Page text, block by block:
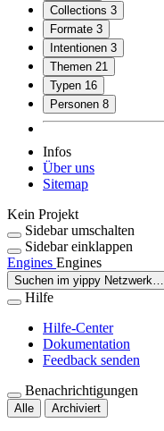
Collections 3
Formate 3
Intentionen 3
Themen 21
Typen 16
Personen 8
Infos
Über uns
Sitemap
Kein Projekt
Sidebar umschalten
Sidebar einklappen
Engines Engines
Suchen im yippy Netzwerk…
Hilfe
Hilfe-Center
Dokumentation
Feedback senden
Benachrichtigungen
Alle Archiviert